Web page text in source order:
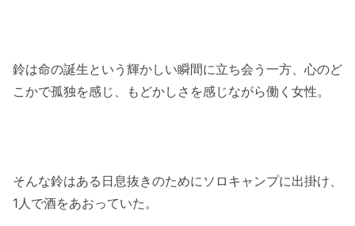
鈴は命の誕生という輝かしい瞬間に立ち会う一方、心のど
こかで孤独を感じ、もどかしさを感じながら働く女性。
そんな鈴はある日息抜きのためにソロキャンプに出掛け、
1人で酒をあおっていた。